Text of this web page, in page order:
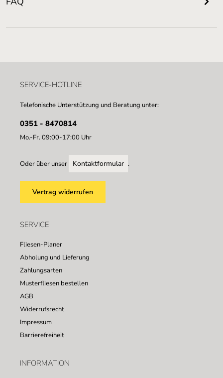
SERVICE-HOTLINE
Telefonische Unterstützung und Beratung unter:
0351 - 8470814
Mo.-Fr. 09:00-17:00 Uhr
Oder über unser Kontaktformular .
Vertrag widerrufen
SERVICE
Fliesen-Planer
Abholung und Lieferung
Zahlungsarten
Musterfliesen bestellen
AGB
Widerrufsrecht
Impressum
Barrierefreiheit
INFORMATION